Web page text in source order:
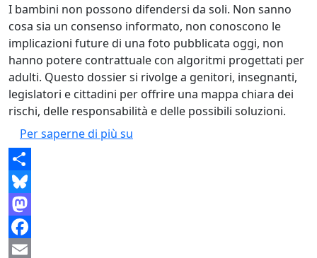
I bambini non possono difendersi da soli. Non sanno
cosa sia un consenso informato, non conoscono le
implicazioni future di una foto pubblicata oggi, non
hanno potere contrattuale con algoritmi progettati per
adulti. Questo dossier si rivolge a genitori, insegnanti,
legislatori e cittadini per offrire una mappa chiara dei
rischi, delle responsabilità e delle possibili soluzioni.
Per saperne di più su
Share
Bluesky
Mastodon
Facebook